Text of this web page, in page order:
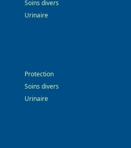
Soins divers
Urinaire
Protection
Soins divers
Urinaire